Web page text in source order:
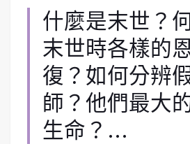
什麼是末世？
末世時各樣的
復？如何分辨
師？他們最大
生命？…